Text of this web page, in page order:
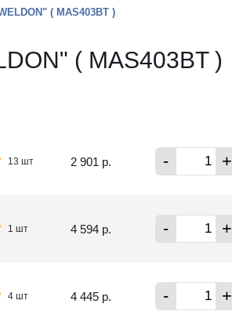
( MAS403BT )
( MAS403BT )
13 шт 2 901 р. - +
1 шт 4 594 р. - +
4 шт 4 445 р. - +